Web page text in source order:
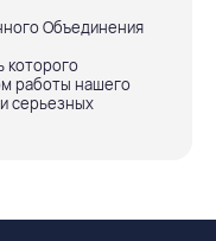
Объединения
которого
работы нашего
серьезных